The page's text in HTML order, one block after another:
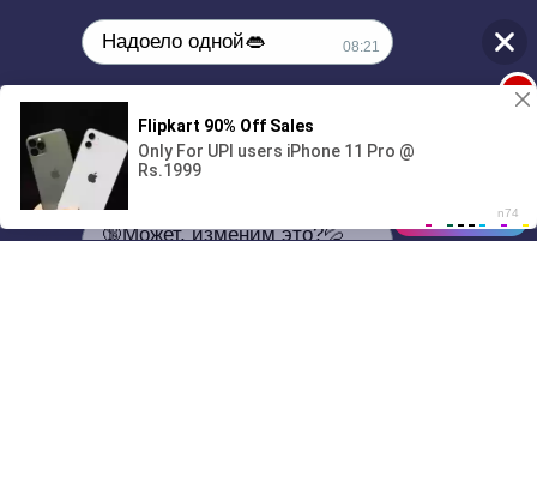
01/07
00:00
Надоело одной👄 08:21
🔞Может, изменим это?💦
1